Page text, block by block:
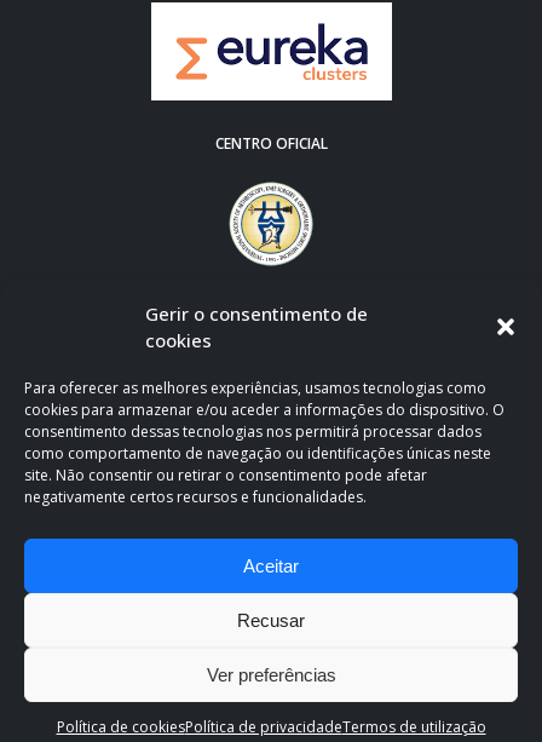
Gerir o consentimento de
cookies
Para oferecer as melhores experiências, usamos tecnologias como
cookies para armazenar e/ou aceder a informações do dispositivo. O
consentimento dessas tecnologias nos permitirá processar dados
como comportamento de navegação ou identificações únicas neste
site. Não consentir ou retirar o consentimento pode afetar
negativamente certos recursos e funcionalidades.
Aceitar
Recusar
Ver preferências
Política de cookiesPolítica de privacidadeTermos de utilização
CENTRO OFICIAL
Privacidade e Cookies.Termos de utilização